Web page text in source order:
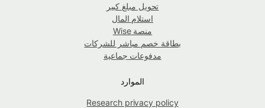
تحويل مبلغ كبير
استلام المال
منصة Wise
بطاقة خصم مباشر للشركات
مدفوعات جماعية
الموارد
Research privacy policy